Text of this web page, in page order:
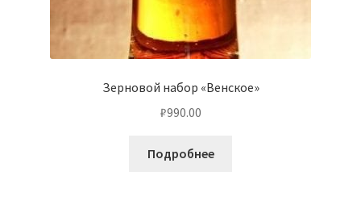
Зерновой набор «Венское»
₽990.00
Подробнее